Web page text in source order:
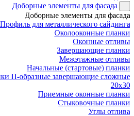
Доборные элементы для фасада
Доборные элементы для фасада
для металлического сайдинга
Околооконные планки
Оконные отливы
Завершающие планки
Межэтажные отливы
Начальные (стартовые) планки
П-образные завершающие сложные
20x30
Приемные оконные планки
Стыковочные планки
Углы отлива